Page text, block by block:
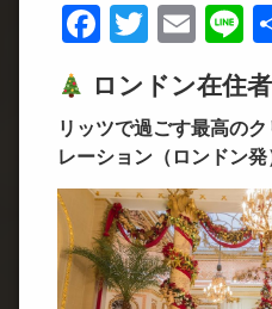
Facebook
Twitter
ロンドン在住
リッツで過ごす最高の
レーション（ロンドン発